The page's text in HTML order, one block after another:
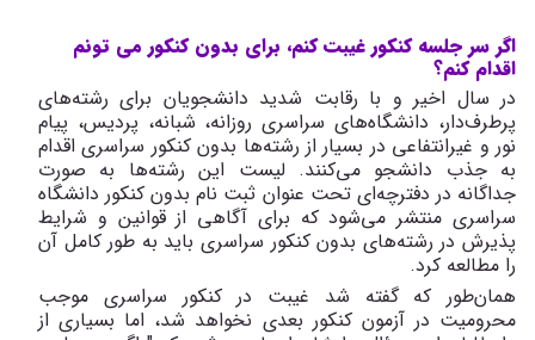
اگر سر جلسه کنکور غیبت کنم، برای بدون کنکور می تونم
اقدام کنم؟
در سال اخیر و با رقابت شدید دانشجویان برای رشته‌های
پرطرف‌دار، دانشگاه‌های سراسری روزانه، شبانه، پردیس، پیام
نور و غیرانتفاعی در بسیار از رشته‌ها بدون کنکور سراسری اقدام
به جذب دانشجو می‌کنند. لیست این رشته‌ها به صورت
جداگانه در دفترچه‌ای تحت عنوان ثبت نام بدون کنکور دانشگاه
سراسری منتشر می‌شود که برای آگاهی از قوانین و شرایط
پذیرش در رشته‌های بدون کنکور سراسری باید به طور کامل آن
را مطالعه کرد.
همان‌طور که گفته شد غیبت در کنکور سراسری موجب
محرومیت در آزمون کنکور بعدی نخواهد شد، اما بسیاری از